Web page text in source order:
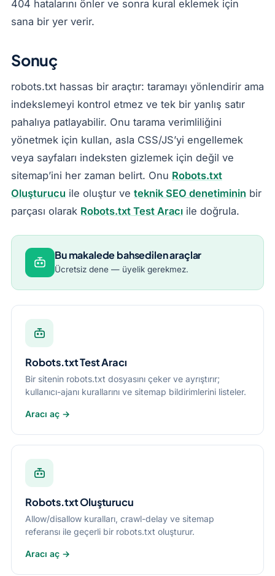
404 hatalarını önler ve sonra kural eklemek için
sana bir yer verir.
Sonuç
robots.txt hassas bir araçtır: taramayı yönlendirir ama
indekslemeyi kontrol etmez ve tek bir yanlış satır
pahalıya patlayabilir. Onu tarama verimliliğini
yönetmek için kullan, asla CSS/JS’yi engellemek
veya sayfaları indeksten gizlemek için değil ve
sitemap’ini her zaman belirt. Onu Robots.txt
Oluşturucu ile oluştur ve teknik SEO denetiminin bir
parçası olarak Robots.txt Test Aracı ile doğrula.
Bu makalede bahsedilen araçlar
Ücretsiz dene — üyelik gerekmez.
Robots.txt Test Aracı
Bir sitenin robots.txt dosyasını çeker ve ayrıştırır;
kullanıcı-ajanı kurallarını ve sitemap bildirimlerini listeler.
Aracı aç →
Robots.txt Oluşturucu
Allow/disallow kuralları, crawl-delay ve sitemap
referansı ile geçerli bir robots.txt oluşturur.
Aracı aç →